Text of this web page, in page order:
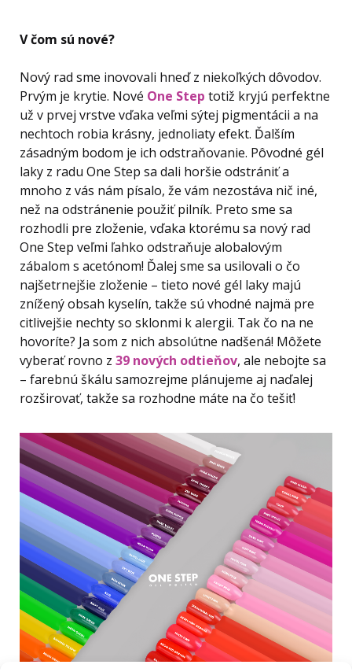
V čom sú nové?
Nový rad sme inovovali hneď z niekoľkých dôvodov.
Prvým je krytie. Nové One Step totiž kryjú perfektne
už v prvej vrstve vďaka veľmi sýtej pigmentácii a na
nechtoch robia krásny, jednoliaty efekt. Ďalším
zásadným bodom je ich odstraňovanie. Pôvodné gél
laky z radu One Step sa dali horšie odstrániť a
mnoho z vás nám písalo, že vám nezostáva nič iné,
než na odstránenie použiť pilník. Preto sme sa
rozhodli pre zloženie, vďaka ktorému sa nový rad
One Step veľmi ľahko odstraňuje alobalovým
zábalom s acetónom! Ďalej sme sa usilovali o čo
najšetrnejšie zloženie – tieto nové gél laky majú
znížený obsah kyselín, takže sú vhodné najmä pre
citlivejšie nechty so sklonmi k alergii. Tak čo na ne
hovoríte? Ja som z nich absolútne nadšená! Môžete
vyberať rovno z 39 nových odtieňov, ale nebojte sa
– farebnú škálu samozrejme plánujeme aj naďalej
rozširovať, takže sa rozhodne máte na čo tešiť!